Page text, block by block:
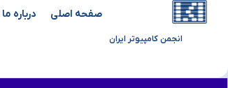
انجمن کامپیوتر ایران
صفحه اصلی درباره ما